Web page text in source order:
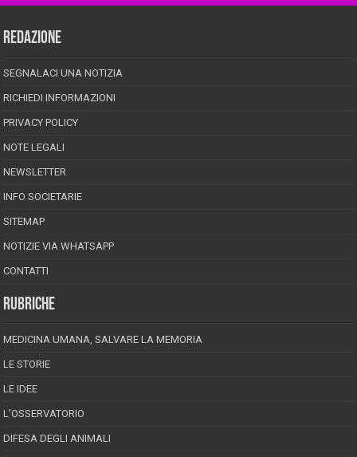
REDAZIONE
SEGNALACI UNA NOTIZIA
RICHIEDI INFORMAZIONI
PRIVACY POLICY
NOTE LEGALI
NEWSLETTER
INFO SOCIETARIE
SITEMAP
NOTIZIE VIA WHATSAPP
CONTATTI
RUBRICHE
MEDICINA UMANA, SALVARE LA MEMORIA
LE STORIE
LE IDEE
L’OSSERVATORIO
DIFESA DEGLI ANIMALI